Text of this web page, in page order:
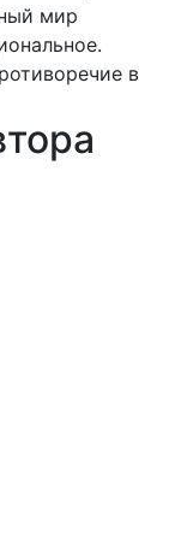
мир
в